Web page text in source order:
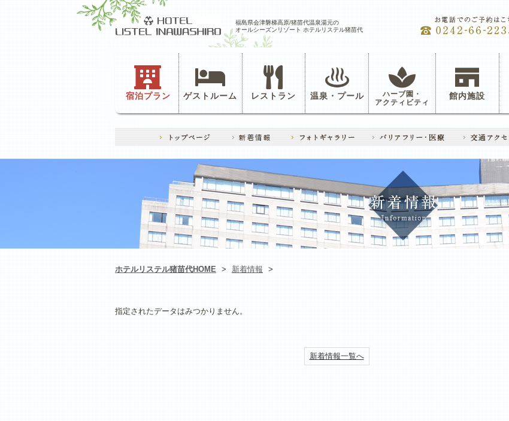
福島県会津磐梯高原/猪苗代温泉湯元の
オールシーズンリゾート ホテルリステル猪苗代
宿泊プラン ゲストルーム レストラン 温泉・プール ハーブ園・
アクティビティ
館内施設
ホテルリステル猪苗代HOME > 新着情報 >
指定されたデータはみつかりません。
新着情報一覧へ